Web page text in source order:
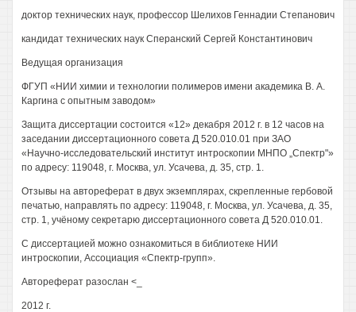
доктор технических наук, профессор Шелихов Геннадии Степанович
кандидат технических наук Сперанский Сергей Константинович
Ведущая организация
ФГУП «НИИ химии и технологии полимеров имени академика В. А.
Каргина с опытным заводом»
Защита диссертации состоится «12» декабря 2012 г. в 12 часов на
заседании диссертационного совета Д 520.010.01 при ЗАО
«Научно-исследовательский институт интроскопии МНПО „Спектр"»
по адресу: 119048, г. Москва, ул. Усачева, д. 35, стр. 1.
Отзывы на автореферат в двух экземплярах, скрепленные гербовой
печатью, направлять по адресу: 119048, г. Москва, ул. Усачева, д. 35,
стр. 1, учёному секретарю диссертационного совета Д 520.010.01.
С диссертацией можно ознакомиться в библиотеке НИИ
интроскопии, Ассоциация «Спектр-групп».
Автореферат разослан <_
2012 г.